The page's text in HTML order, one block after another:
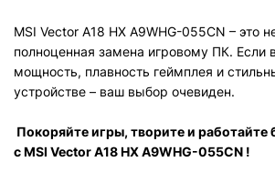
MSI Vector A18 HX A9WHG-055CN – это
полноценная замена игровому ПК. Если
мощность, плавность геймплея и
устройстве – ваш выбор очевиден.
Покоряйте игры, творите и работайте
сMSI Vector A18 HX A9WHG-055CN !